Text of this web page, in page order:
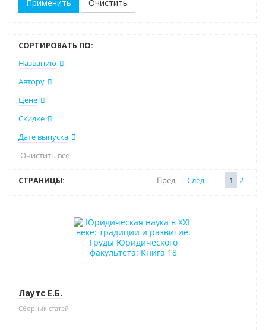
Очистить
СОРТИРОВАТЬ ПО:
Названию
Автору
Цене
Скидке
Дате выпуска
Очистить все
СТРАНИЦЫ: Пред | След 1 2
Лаутс Е.Б.
Сборник статей